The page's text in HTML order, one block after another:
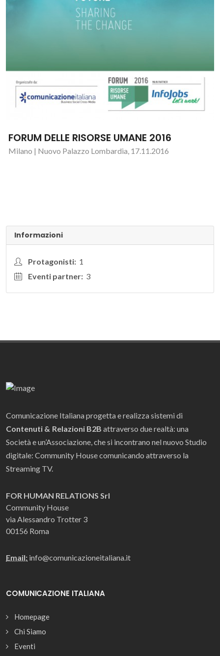
FORUM DELLE RISORSE UMANE 2016
Milano | Nuovo Palazzo Lombardia, 17.11.2016
Informazioni
Protagonisti: 1
Eventi partner: 3
Comunicazione Italiana progetta e realizza sistemi di
Contenuti & Relazioni B2B attraverso due realtà: una
Società e un’Associazione, che si incontrano nel nuovo Studio
digitale: Community House comunicando attraverso la
Streaming TV.
FOR HUMAN RELATIONS Srl
Community House
via Alessandro Trotter 3
00156 Roma
Email: info@comunicazioneitaliana.it
COMUNICAZIONE ITALIANA
Homepage
Chi Siamo
Eventi